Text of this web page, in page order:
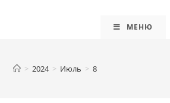
МЕНЮ
> 2024 > Июль > 8